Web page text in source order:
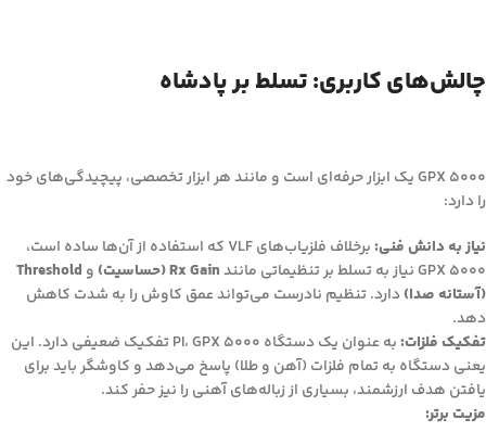
چالش‌های کاربری: تسلط بر پادشاه
GPX 5000 یک ابزار حرفه‌ای است و مانند هر ابزار تخصصی، پیچیدگی‌های خود
را دارد:
نیاز به دانش فنی:
برخلاف فلزیاب‌های VLF که استفاده از آن‌ها ساده است،
GPX 5000 نیاز به تسلط بر تنظیماتی مانند
Rx Gain (حساسیت) و Threshold
(آستانه صدا) دارد. تنظیم نادرست می‌تواند عمق کاوش را به شدت کاهش
دهد.
تفکیک فلزات:
به عنوان یک دستگاه PI، GPX 5000 تفکیک ضعیفی دارد. این
یعنی دستگاه به تمام فلزات (آهن و طلا) پاسخ می‌دهد و کاوشگر باید برای
یافتن هدف ارزشمند، بسیاری از زباله‌های آهنی را نیز حفر کند.
مزیت برتر: